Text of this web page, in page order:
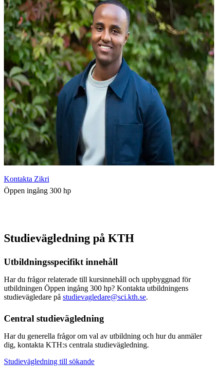
Kontakta Zikri
Öppen ingång 300 hp
Studievägledning på KTH
Utbildningsspecifikt innehåll
Har du frågor relaterade till kursinnehåll och uppbyggnad för
utbildningen Öppen ingång 300 hp? Kontakta utbildningens
studievägledare på studievagledare@sci.kth.se.
Central studievägledning
Har du generella frågor om val av utbildning och hur du anmäler
dig, kontakta KTH:s centrala studievägledning.
Studievägledning till sökande